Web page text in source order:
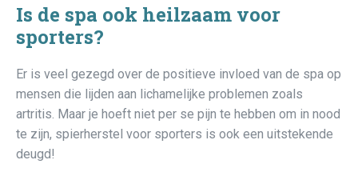
Is de spa ook heilzaam voor
sporters?
Er is veel gezegd over de positieve invloed van de spa op
mensen die lijden aan lichamelijke problemen zoals
artritis. Maar je hoeft niet per se pijn te hebben om in nood
te zijn, spierherstel voor sporters is ook een uitstekende
deugd!